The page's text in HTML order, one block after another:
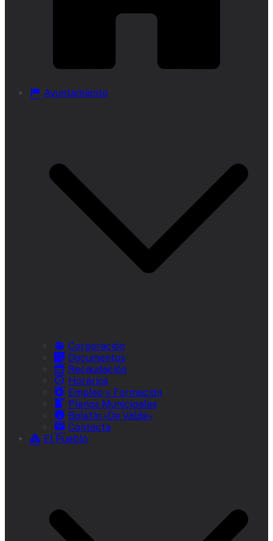
Ayuntamiento
Corporación
Documentos
Recaudación
Horarios
Empleo y Formación
Plenos Municipales
Boletín «De Valde»
Contacta
El Pueblo